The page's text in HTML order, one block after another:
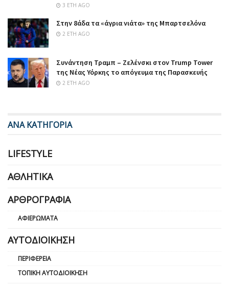
3 ΈΤΗ AGO
Στην 8άδα τα «άγρια νιάτα» της Μπαρτσελόνα
2 ΈΤΗ AGO
Συνάντηση Τραμπ – Ζελένσκι στον Trump Tower
της Νέας Υόρκης το απόγευμα της Παρασκευής
2 ΈΤΗ AGO
ΑΝΑ ΚΑΤΗΓΟΡΙΑ
LIFESTYLE
ΑΘΛΗΤΙΚΆ
ΑΡΘΡΟΓΡΑΦΊΑ
ΑΦΙΕΡΏΜΑΤΑ
ΑΥΤΟΔΙΟΊΚΗΣΗ
ΠΕΡΙΦΈΡΕΙΑ
ΤΟΠΙΚΉ ΑΥΤΟΔΙΟΊΚΗΣΗ